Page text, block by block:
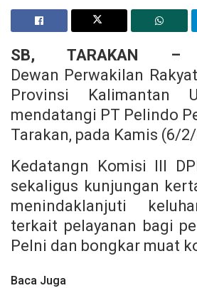
SB, TARAKAN –
Dewan Perwakilan
Provinsi Kalimantan
mendatangi PT Pelindo
Tarakan, pada Kamis (6/
Kedatangn Komisi III
sekaligus kunjungan
menindaklanjuti
terkait pelayanan bagi
Pelni dan bongkar muat
Baca Juga